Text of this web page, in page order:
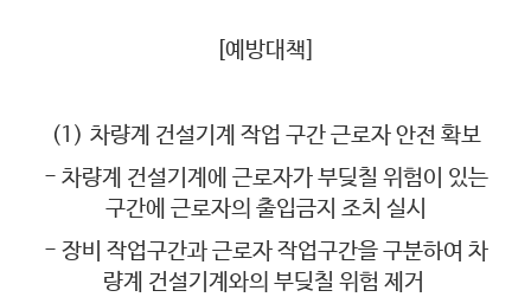
[예방대책]
(1) 차량계 건설기계 작업 구간 근로자 안전 확보
- 차량계 건설기계에 근로자가 부딪칠 위험이 있는
구간에 근로자의 출입금지 조치 실시
- 장비 작업구간과 근로자 작업구간을 구분하여 차
량계 건설기계와의 부딪칠 위험 제거